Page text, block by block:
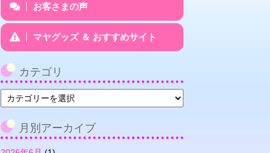
お客さまの声
マヤグッズ ＆ おすすめサイト
カテゴリ
カ
テ
ゴ
リ
月別アーカイブ